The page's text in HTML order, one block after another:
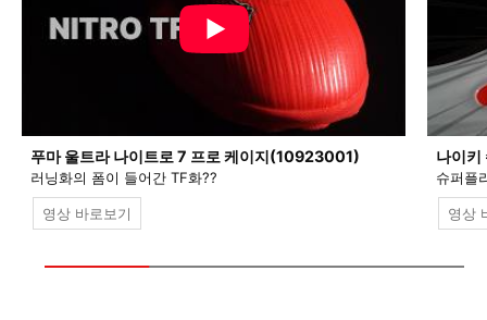
푸마 울트라 나이트로 7 프로 케이지(10923001)
러닝화의 폼이 들어간 TF화??
영상 바로보기
나이
슈퍼플
영상